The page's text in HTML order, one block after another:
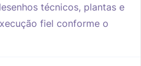
técnicos, plantas e
fiel conforme o